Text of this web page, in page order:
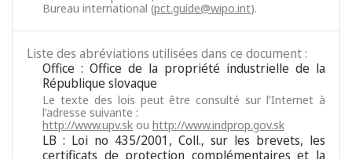
Bureau international (pct.guide@wipo.int).
Liste des abréviations utilisées dans ce document :
Office : Office de la propriété industrielle de la
République slovaque
Le texte des lois peut être consulté sur l’Internet à
l’adresse suivante :
http://www.upv.sk ou http://www.indprop.gov.sk
LB : Loi no 435/2001, Coll., sur les brevets, les
certificats de protection complémentaires et la